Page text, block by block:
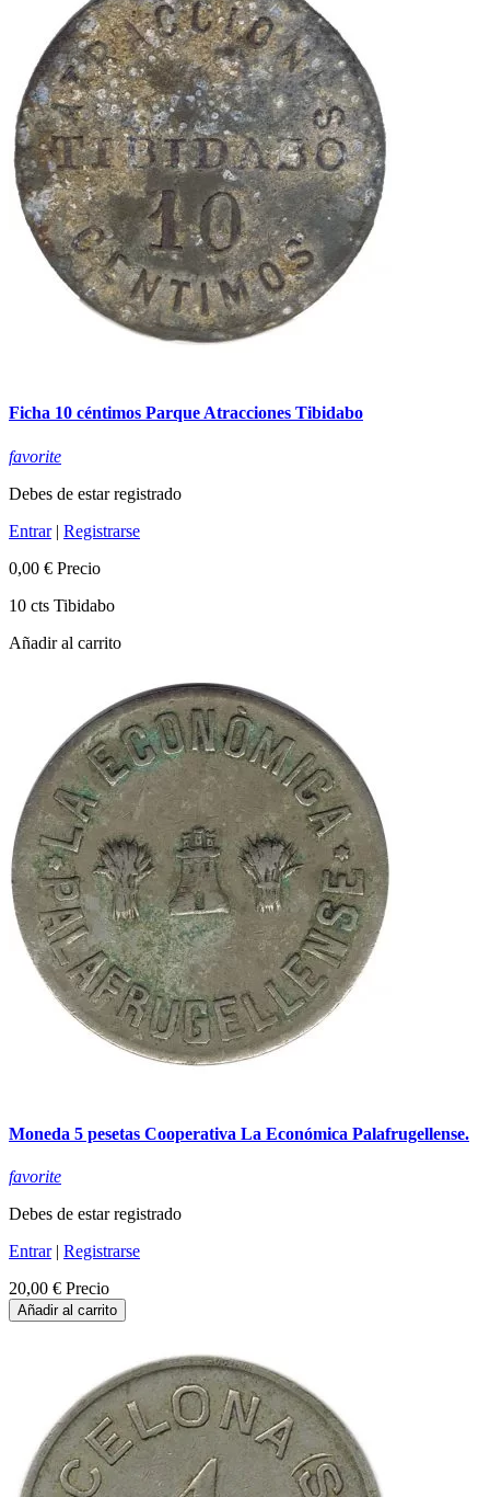
Ficha 10 céntimos Parque Atracciones Tibidabo
favorite
Debes de estar registrado
Entrar| Registrarse
0,00 € Precio
10 cts Tibidabo
Añadir al carrito
Moneda 5 pesetas Cooperativa La Económica Palafrugellense.
favorite
Debes de estar registrado
Entrar| Registrarse
20,00 € Precio
Añadir al carrito